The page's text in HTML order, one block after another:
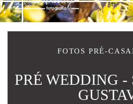
FOTOS PRÉ-
PRÉ WEDDING -